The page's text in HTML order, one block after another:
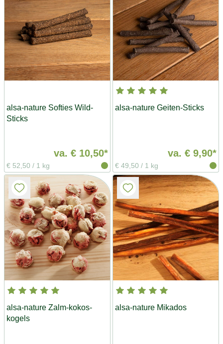
alsa-nature Softies Wild-
Sticks
va. € 10,50*
€ 52,50 / 1 kg
alsa-nature Geiten-Sticks
va. € 9,90*
€ 49,50 / 1 kg
alsa-nature Zalm-kokos-
kogels
alsa-nature Mikados